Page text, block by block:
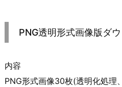
PNG透明形式画像版ダ
内容
PNG形式画像30枚(透明化処理